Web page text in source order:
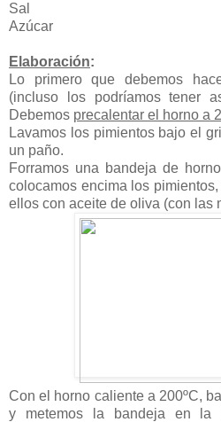
Sal
Azúcar
Elaboración:
Lo primero que debemos
(incluso los podríamos tener
Debemos precalentar el horno a
Lavamos los pimientos bajo el
un paño.
Forramos una bandeja de
colocamos encima los
ellos con aceite de oliva (con las
Con el horno caliente a 200ºC,
y metemos la bandeja en la